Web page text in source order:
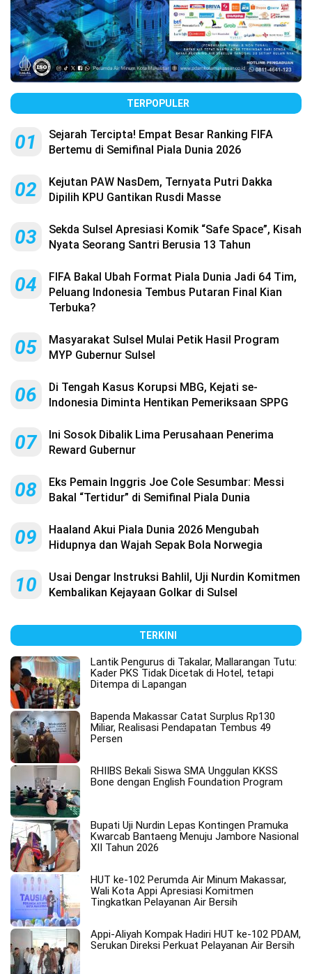
TERPOPULER
01
Sejarah Tercipta! Empat Besar Ranking FIFA
Bertemu di Semifinal Piala Dunia 2026
02
Kejutan PAW NasDem, Ternyata Putri Dakka
Dipilih KPU Gantikan Rusdi Masse
03
Sekda Sulsel Apresiasi Komik “Safe Space”, Kisah
Nyata Seorang Santri Berusia 13 Tahun
04
FIFA Bakal Ubah Format Piala Dunia Jadi 64 Tim,
Peluang Indonesia Tembus Putaran Final Kian
Terbuka?
05
Masyarakat Sulsel Mulai Petik Hasil Program
MYP Gubernur Sulsel
06
Di Tengah Kasus Korupsi MBG, Kejati se-
Indonesia Diminta Hentikan Pemeriksaan SPPG
07
Ini Sosok Dibalik Lima Perusahaan Penerima
Reward Gubernur
08
Eks Pemain Inggris Joe Cole Sesumbar: Messi
Bakal “Tertidur” di Semifinal Piala Dunia
09
Haaland Akui Piala Dunia 2026 Mengubah
Hidupnya dan Wajah Sepak Bola Norwegia
10
Usai Dengar Instruksi Bahlil, Uji Nurdin Komitmen
Kembalikan Kejayaan Golkar di Sulsel
TERKINI
Lantik Pengurus di Takalar, Mallarangan Tutu:
Kader PKS Tidak Dicetak di Hotel, tetapi
Ditempa di Lapangan
Bapenda Makassar Catat Surplus Rp130
Miliar, Realisasi Pendapatan Tembus 49
Persen
RHIIBS Bekali Siswa SMA Unggulan KKSS
Bone dengan English Foundation Program
Bupati Uji Nurdin Lepas Kontingen Pramuka
Kwarcab Bantaeng Menuju Jambore Nasional
XII Tahun 2026
HUT ke-102 Perumda Air Minum Makassar,
Wali Kota Appi Apresiasi Komitmen
Tingkatkan Pelayanan Air Bersih
Appi-Aliyah Kompak Hadiri HUT ke-102 PDAM,
Serukan Direksi Perkuat Pelayanan Air Bersih